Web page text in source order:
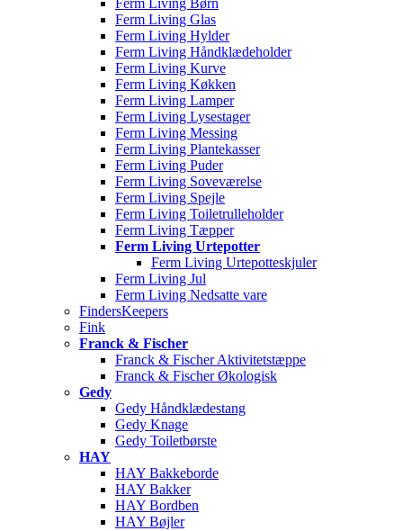
Ferm Living Børn
Ferm Living Glas
Ferm Living Hylder
Ferm Living Håndklædeholder
Ferm Living Kurve
Ferm Living Køkken
Ferm Living Lamper
Ferm Living Lysestager
Ferm Living Messing
Ferm Living Plantekasser
Ferm Living Puder
Ferm Living Soveværelse
Ferm Living Spejle
Ferm Living Toiletrulleholder
Ferm Living Tæpper
Ferm Living Urtepotter
Ferm Living Urtepotteskjuler
Ferm Living Jul
Ferm Living Nedsatte vare
FindersKeepers
Fink
Franck & Fischer
Franck & Fischer Aktivitetstæppe
Franck & Fischer Økologisk
Gedy
Gedy Håndklædestang
Gedy Knage
Gedy Toiletbørste
HAY
HAY Bakkeborde
HAY Bakker
HAY Bordben
HAY Bøjler